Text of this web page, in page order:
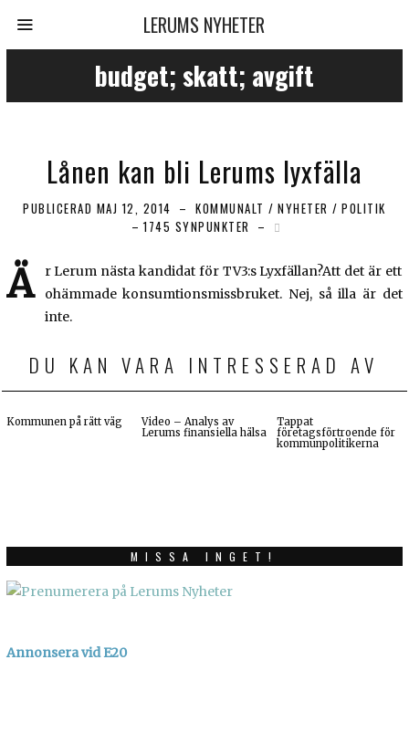
LERUMS NYHETER
budget; skatt; avgift
Lånen kan bli Lerums lyxfälla
PUBLICERAD MAJ 12, 2014 KOMMUNALT / NYHETER / POLITIK
1745 SYNPUNKTER
Ä
r Lerum nästa kandidat för TV3:s Lyxfällan?Att det är ett
ohämmade konsumtionsmissbruket. Nej, så illa är det
inte.
DU KAN VARA INTRESSERAD AV
Kommunen på rätt väg
Video – Analys av
Lerums finansiella hälsa
Tappat
företagsförtroende för
kommunpolitikerna
MISSA INGET!
Annonsera vid E20